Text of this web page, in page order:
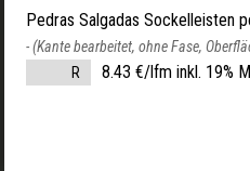
Pedras Salgadas Sockelleisten
-(Kante bearbeitet, ohne Fase,
R
8.43 €/lfm inkl. 19%